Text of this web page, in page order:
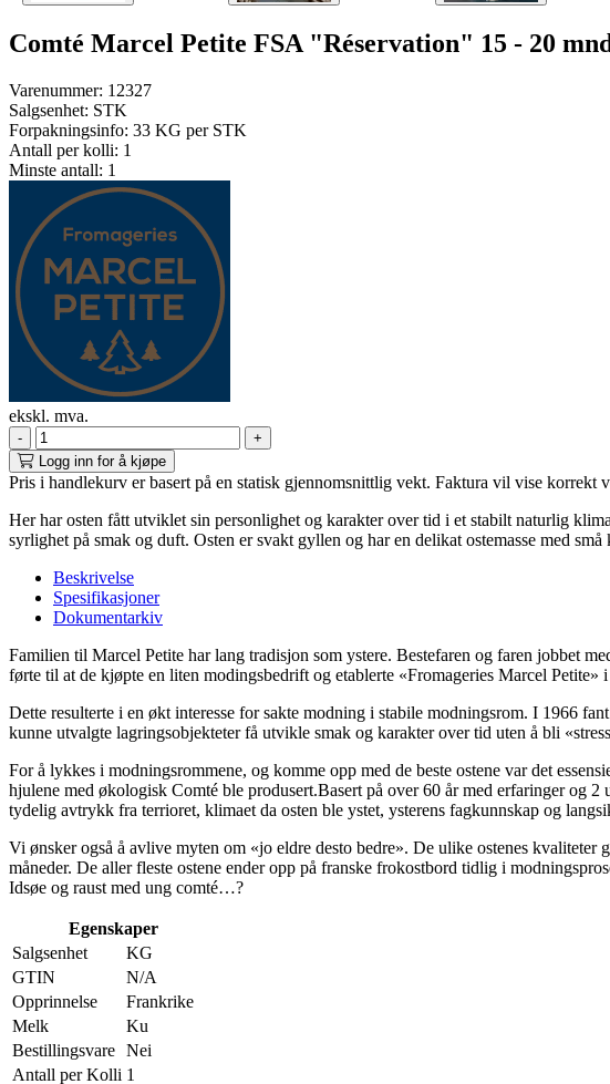
Comté Marcel Petite FSA "Réservation" 15 - 20
Varenummer: 12327
Salgsenhet: STK
Forpakningsinfo: 33 KG per STK
Antall per kolli: 1
Minste antall: 1
ekskl. mva.
-
+
Logg inn for å kjøpe
Pris i handlekurv er basert på en statisk gjennomsnittlig vekt. Faktura vil vise korrekt
Her har osten fått utviklet sin personlighet og karakter over tid i et stabilt naturlig
syrlighet på smak og duft. Osten er svakt gyllen og har en delikat ostemasse med små
Beskrivelse
Spesifikasjoner
Dokumentarkiv
Familien til Marcel Petite har lang tradisjon som ystere. Bestefaren og faren jobbet
førte til at de kjøpte en liten modingsbedrift og etablerte «Fromageries Marcel
Dette resulterte i en økt interesse for sakte modning i stabile modningsrom. I 1966
kunne utvalgte lagringsobjekteter få utvikle smak og karakter over tid uten å bli
For å lykkes i modningsrommene, og komme opp med de beste ostene var det
hjulene med økologisk Comté ble produsert.Basert på over 60 år med erfaringer og
tydelig avtrykk fra terrioret, klimaet da osten ble ystet, ysterens fagkunnskap og
Vi ønsker også å avlive myten om «jo eldre desto bedre». De ulike ostenes
måneder. De aller fleste ostene ender opp på franske frokostbord tidlig i
Idsøe og raust med ung comté…?
Egenskaper
Salgsenhet
KG
GTIN
N/A
Opprinnelse
Frankrike
Melk
Ku
Bestillingsvare Nei
Antall per Kolli 1